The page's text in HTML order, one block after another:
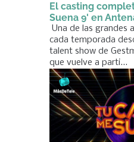
El casting
Suena 9' en
Una de las grandes
cada temporada
talent show de
que vuelve a parti...